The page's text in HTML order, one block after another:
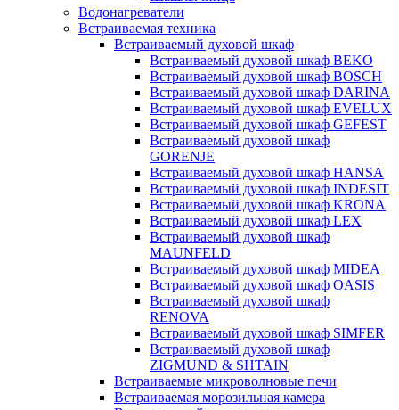
Водонагреватели
Встраиваемая техника
Встраиваемый духовой шкаф
Встраиваемый духовой шкаф BEKO
Встраиваемый духовой шкаф BOSCH
Встраиваемый духовой шкаф DARINA
Встраиваемый духовой шкаф EVELUX
Встраиваемый духовой шкаф GEFEST
Встраиваемый духовой шкаф
GORENJE
Встраиваемый духовой шкаф HANSA
Встраиваемый духовой шкаф INDESIT
Встраиваемый духовой шкаф KRONA
Встраиваемый духовой шкаф LEX
Встраиваемый духовой шкаф
MAUNFELD
Встраиваемый духовой шкаф MIDEA
Встраиваемый духовой шкаф OASIS
Встраиваемый духовой шкаф
RENOVA
Встраиваемый духовой шкаф SIMFER
Встраиваемый духовой шкаф
ZIGMUND & SHTAIN
Встраиваемые микроволновые печи
Встраиваемая морозильная камера